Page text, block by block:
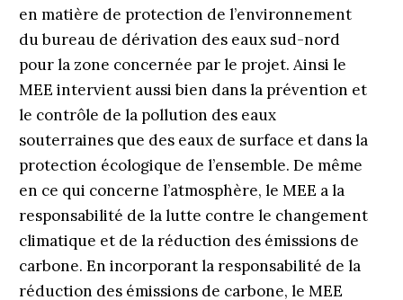
en matière de protection de l’environnement
du bureau de dérivation des eaux sud-nord
pour la zone concernée par le projet. Ainsi le
MEE intervient aussi bien dans la prévention et
le contrôle de la pollution des eaux
souterraines que des eaux de surface et dans la
protection écologique de l’ensemble. De même
en ce qui concerne l’atmosphère, le MEE a la
responsabilité de la lutte contre le changement
climatique et de la réduction des émissions de
carbone. En incorporant la responsabilité de la
réduction des émissions de carbone, le MEE